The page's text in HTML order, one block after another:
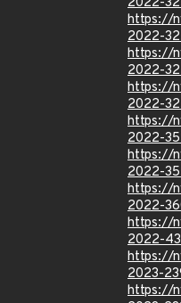
https://
2022-
https://
2022-
https://
2022-
https://
2022-
https://
2022-
https://
2022-
https://
2022-
https://
2023-
https://